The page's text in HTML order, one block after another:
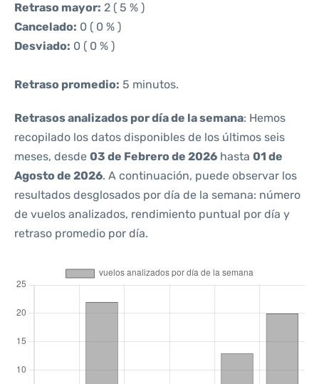
Retraso mayor: 2 ( 5 % )
Cancelado: 0 ( 0 % )
Desviado: 0 ( 0 % )
Retraso promedio: 5 minutos.
Retrasos analizados por día de la semana: Hemos
recopilado los datos disponibles de los últimos seis
meses, desde 03 de Febrero de 2026 hasta 01 de
Agosto de 2026. A continuación, puede observar los
resultados desglosados por día de la semana: número
de vuelos analizados, rendimiento puntual por día y
retraso promedio por día.